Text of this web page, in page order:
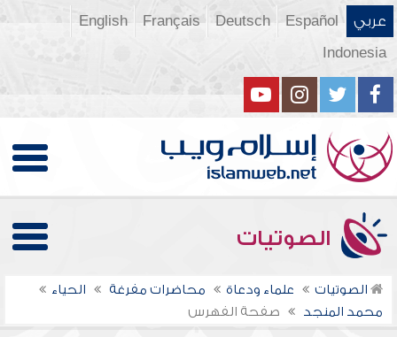
عربي Español
Deutsch
Français
English
Indonesia
الصوتيات
الصوتيات علماء ودعاة محاضرات مفرغة
الحياء
محمد المنجد
صفحة الفهرس